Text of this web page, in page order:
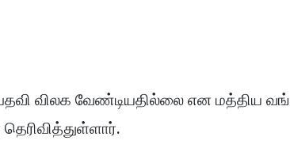
விலக வேண்டியதில்லை என மத்திய